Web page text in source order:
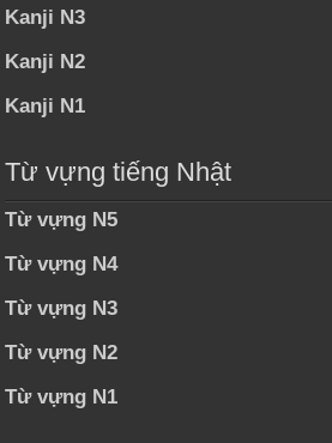
Kanji N3
Kanji N2
Kanji N1
Từ vựng tiếng Nhật
Từ vựng N5
Từ vựng N4
Từ vựng N3
Từ vựng N2
Từ vựng N1